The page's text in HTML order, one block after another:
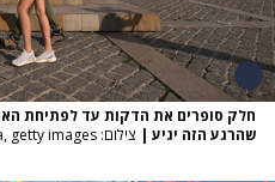
חלק סופרים את הדקות עד לפתיחת
שהרגע הזה יגיע | צילום: Tullio M. Puglia, getty images